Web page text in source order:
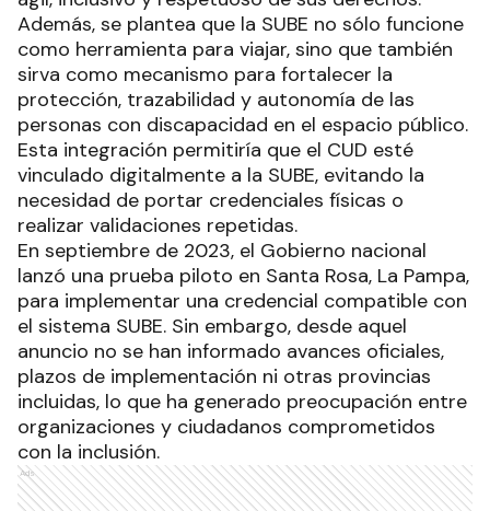
Además, se plantea que la SUBE no sólo funcione
como herramienta para viajar, sino que también
sirva como mecanismo para fortalecer la
protección, trazabilidad y autonomía de las
personas con discapacidad en el espacio público.
Esta integración permitiría que el CUD esté
vinculado digitalmente a la SUBE, evitando la
necesidad de portar credenciales físicas o
realizar validaciones repetidas.
En septiembre de 2023, el Gobierno nacional
lanzó una prueba piloto en Santa Rosa, La Pampa,
para implementar una credencial compatible con
el sistema SUBE. Sin embargo, desde aquel
anuncio no se han informado avances oficiales,
plazos de implementación ni otras provincias
incluidas, lo que ha generado preocupación entre
organizaciones y ciudadanos comprometidos
con la inclusión.
Ads